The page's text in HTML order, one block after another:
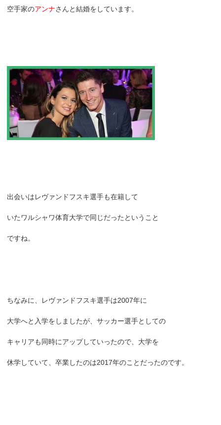
空手家のアンナさんと結婚をしています。
出会いはレヴァンドフスキ選手も在籍して
いたワルシャワ体育大学で同じだったということ
ですね。
ちなみに、レヴァンドフスキ選手は2007年に
大学へと入学をしましたが、サッカー選手としての
キャリアも同時にアップしていったので、大学を
休学していて、卒業したのは2017年のことだったのです。